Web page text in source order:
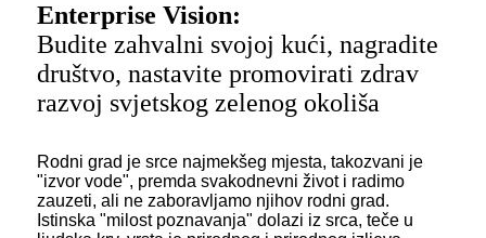
Enterprise Vision:
Budite zahvalni svojoj kući, nagradite
društvo, nastavite promovirati zdrav
razvoj svjetskog zelenog okoliša
Rodni grad je srce najmekšeg mjesta, takozvani je
"izvor vode", premda svakodnevni život i radimo
zauzeti, ali ne zaboravljamo njihov rodni grad.
Istinska "milost poznavanja" dolazi iz srca, teče u